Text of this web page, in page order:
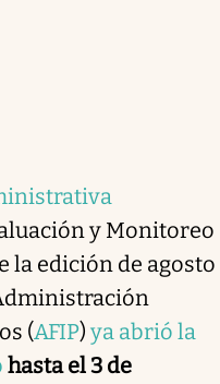
y Monitoreo
la edición de agosto
(AFIP) ya abrió la
hasta el 3 de